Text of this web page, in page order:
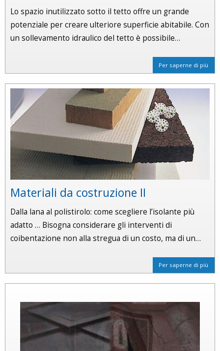
Lo spazio inutilizzato sotto il tetto offre un grande
potenziale per creare ulteriore superficie abitabile. Con
un sollevamento idraulico del tetto è possibile…
Per saperne di più
Materiali da costruzione II
Dalla lana al polistirolo: come scegliere l’isolante più
adatto … Bisogna considerare gli interventi di
coibentazione non alla stregua di un costo, ma di un…
Per saperne di più